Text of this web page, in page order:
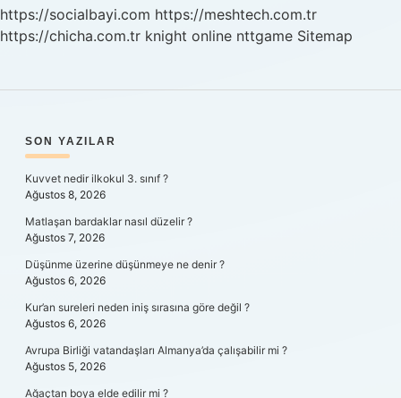
https://socialbayi.com https://meshtech.com.tr
https://chicha.com.tr knight online nttgame Sitemap
SIDEBAR
SON YAZILAR
Kuvvet nedir ilkokul 3. sınıf ?
Ağustos 8, 2026
Matlaşan bardaklar nasıl düzelir ?
Ağustos 7, 2026
Düşünme üzerine düşünmeye ne denir ?
Ağustos 6, 2026
Kur’an sureleri neden iniş sırasına göre değil ?
Ağustos 6, 2026
Avrupa Birliği vatandaşları Almanya’da çalışabilir mi ?
Ağustos 5, 2026
Ağaçtan boya elde edilir mi ?